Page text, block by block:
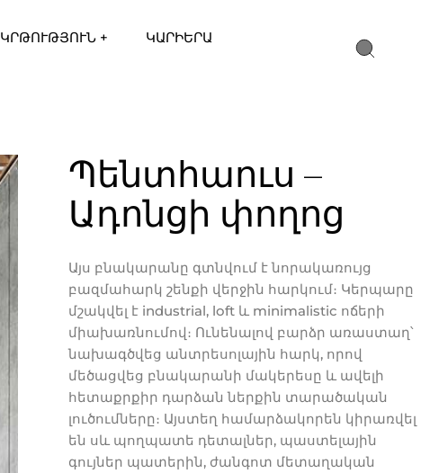
ԿՐԹՈՒԹՅՈՒՆ +
ԿԱՐԻԵՐԱ
Պենտհաուս –
Ադոնցի փողոց
Այս բնակարանը գտնվում է նորակառույց
բազմահարկ շենքի վերջին հարկում։ Կերպարը
մշակվել է industrial, loft և minimalistic ոճերի
միախառնումով։ Ունենալով բարձր առաստաղ՝
նախագծվեց անտրեսոլային հարկ, որով
մեծացվեց բնակարանի մակերեսը և ավելի
հետաքրքիր դարձան ներքին տարածական
լուծումները։ Այստեղ համարձակորեն կիրառվել
են սև պողպատե դետալներ, պաստելային
գույներ պատերին, ժանգոտ մետաղական